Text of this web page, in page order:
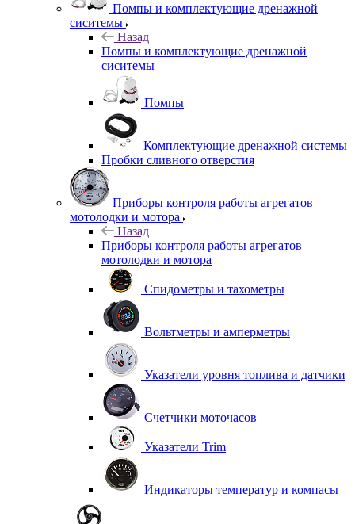
Помпы и комплектующие дренажной
сиситемы
Назад
Помпы и комплектующие дренажной
сиситемы
Помпы
Комплектующие дренажной системы
Пробки сливного отверстия
Приборы контроля работы агрегатов
мотолодки и мотора
Назад
Приборы контроля работы агрегатов
мотолодки и мотора
Спидометры и тахометры
Вольтметры и амперметры
Указатели уровня топлива и датчики
Счетчики моточасов
Указатели Trim
Индикаторы температур и компасы